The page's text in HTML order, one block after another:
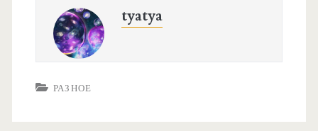
tyatya
РАЗНОЕ